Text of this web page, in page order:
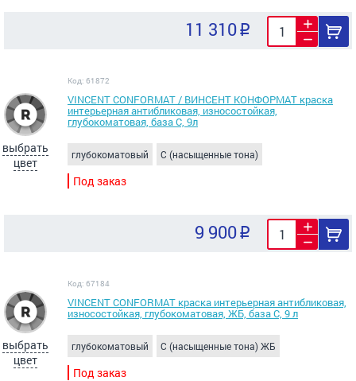
11 310
выбрать
цвет
Код: 61872
VINCENT CONFORMAT / ВИНСЕНТ КОНФОРМАТ краска
интерьерная антибликовая, износостойкая,
глубокоматовая, база C, 9л
глубокоматовый C (насыщенные тона)
Под заказ
9 900
выбрать
цвет
Код: 67184
VINCENT CONFORMAT краска интерьерная антибликовая,
износостойкая, глубокоматовая, ЖБ, база C, 9 л
глубокоматовый C (насыщенные тона) ЖБ
Под заказ